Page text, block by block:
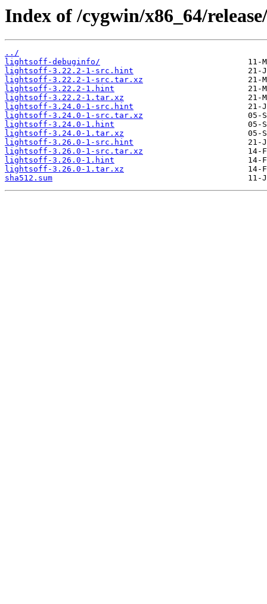
Index of /cygwin/x86_64/
../
lightsoff-debuginfo/
lightsoff-3.22.2-1-src.hint
lightsoff-3.22.2-1-src.tar.xz
lightsoff-3.22.2-1.hint
lightsoff-3.22.2-1.tar.xz
lightsoff-3.24.0-1-src.hint
lightsoff-3.24.0-1-src.tar.xz
lightsoff-3.24.0-1.hint
lightsoff-3.24.0-1.tar.xz
lightsoff-3.26.0-1-src.hint
lightsoff-3.26.0-1-src.tar.xz
lightsoff-3.26.0-1.hint
lightsoff-3.26.0-1.tar.xz
sha512.sum